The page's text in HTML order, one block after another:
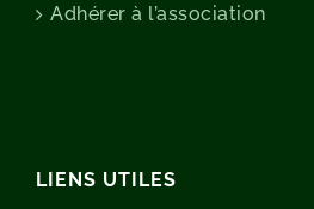
Adhérer à l’association
LIENS UTILES